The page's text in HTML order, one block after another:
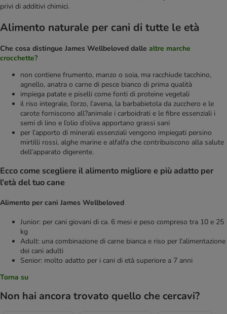
privi di additivi chimici.
Alimento naturale per cani di tutte le età
Che cosa distingue James Wellbeloved dalle altre marche
crocchette?
non contiene frumento, manzo o soia, ma racchiude tacchino,
agnello, anatra o carne di pesce bianco di prima qualità
impiega patate e piselli come fonti di proteine vegetali
il riso integrale, l’orzo, l’avena, la barbabietola da zucchero e le
carote forniscono all?animale i carboidrati e le fibre essenziali i
semi di lino e l’olio d’oliva apportano grassi sani
per l’apporto di minerali essenziali vengono impiegati persino
mirtilli rossi, alghe marine e alfalfa che contribuiscono alla salute
dell’apparato digerente.
Ecco come scegliere il alimento migliore e più adatto per
l'età del tuo cane
Alimento per cani James Wellbeloved
Junior: per cani giovani di ca. 6 mesi e peso compreso tra 10 e 25
kg
Adult: una combinazione di carne bianca e riso per l'alimentazione
dei cani adulti
Senior: molto adatto per i cani di età superiore a 7 anni
Torna su
Non hai ancora trovato quello che cercavi?